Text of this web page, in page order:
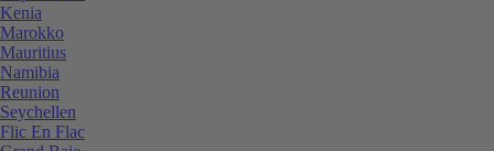
Kenia
Marokko
Mauritius
Namibia
Reunion
Seychellen
Flic En Flac